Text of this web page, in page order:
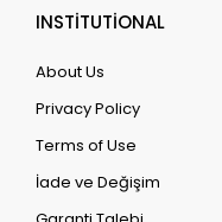
INSTİTUTİONAL
About Us
Privacy Policy
Terms of Use
İade ve Değişim